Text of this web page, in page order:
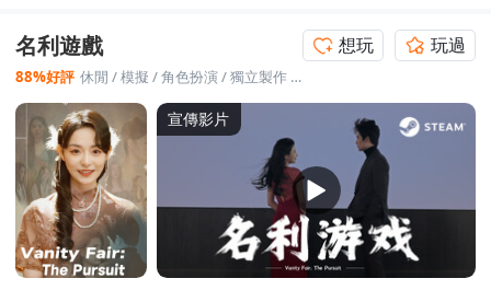
名利遊戲
88%好評 休閒 /模擬 /角色扮演/獨立製作 放置
想玩 玩過
宣傳影片